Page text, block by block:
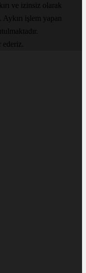
ve izinsiz olarak
işlem yapan